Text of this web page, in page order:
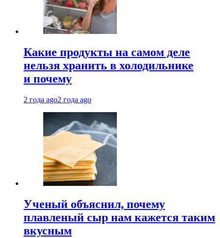
Какие продукты на самом деле
нельзя хранить в холодильнике
и почему
2 года ago2 года ago
Ученый объяснил, почему
плавленый сыр нам кажется таким
вкусным